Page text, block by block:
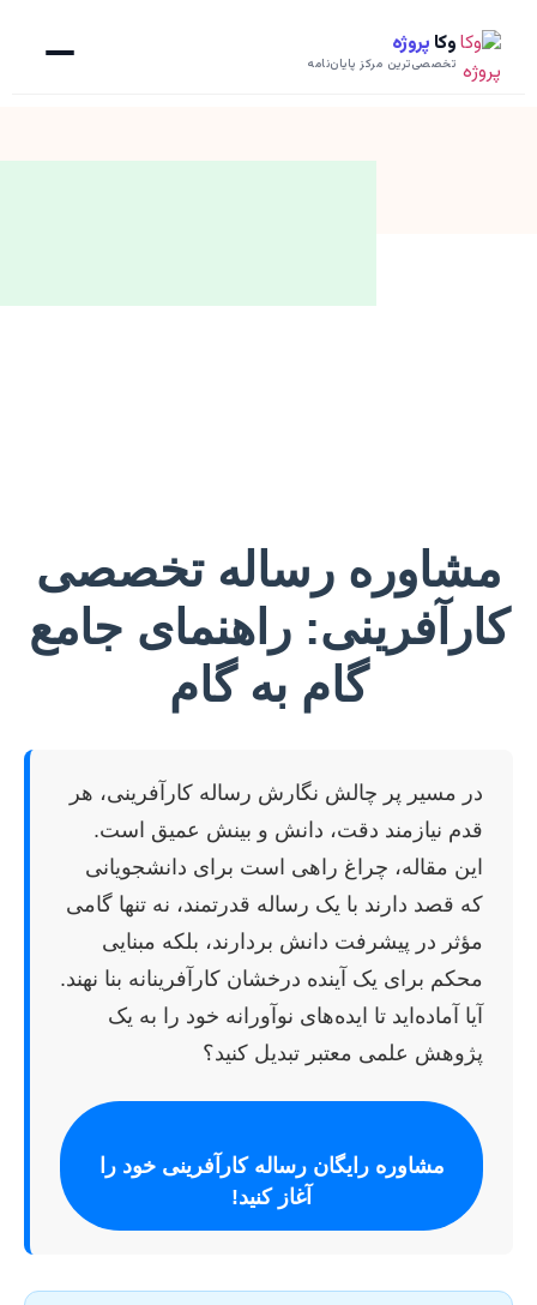
وکا پروژه
تخصصی‌ترین مرکز پایان‌نامه
مشاوره رساله تخصصی
کارآفرینی: راهنمای جامع
گام به گام
در مسیر پر چالش نگارش رساله کارآفرینی، هر
قدم نیازمند دقت، دانش و بینش عمیق است.
این مقاله، چراغ راهی است برای دانشجویانی
که قصد دارند با یک رساله قدرتمند، نه تنها گامی
مؤثر در پیشرفت دانش بردارند، بلکه مبنایی
محکم برای یک آینده درخشان کارآفرینانه بنا نهند.
آیا آماده‌اید تا ایده‌های نوآورانه خود را به یک
پژوهش علمی معتبر تبدیل کنید؟
مشاوره رایگان رساله کارآفرینی خود را
آغاز کنید!